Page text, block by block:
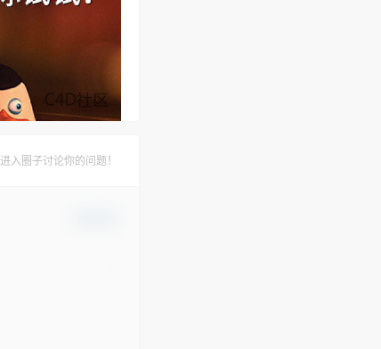
进入圈子讨论你的问题！